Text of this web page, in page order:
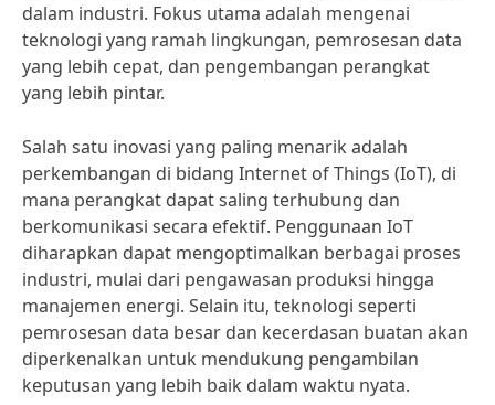
dalam industri. Fokus utama adalah mengenai
teknologi yang ramah lingkungan, pemrosesan data
yang lebih cepat, dan pengembangan perangkat
yang lebih pintar.
Salah satu inovasi yang paling menarik adalah
perkembangan di bidang Internet of Things (IoT), di
mana perangkat dapat saling terhubung dan
berkomunikasi secara efektif. Penggunaan IoT
diharapkan dapat mengoptimalkan berbagai proses
industri, mulai dari pengawasan produksi hingga
manajemen energi. Selain itu, teknologi seperti
pemrosesan data besar dan kecerdasan buatan akan
diperkenalkan untuk mendukung pengambilan
keputusan yang lebih baik dalam waktu nyata.